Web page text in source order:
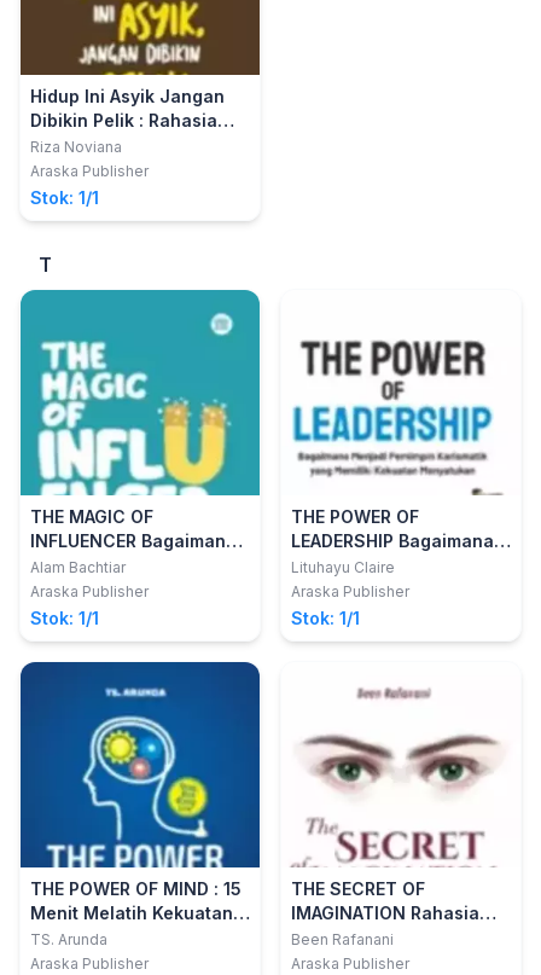
Hidup Ini Asyik Jangan
Dibikin Pelik : Rahasia
Berdamai dengan
Apapun yang Terjadi
Dalam Hidup
Riza Noviana
Araska Publisher
Stok: 1/1
T
THE MAGIC OF
INFLUENCER Bagaimana
Memberi Nilai pada Diri
Sendiri dan Memikat
Orang Lain
Alam Bachtiar
Araska Publisher
Stok: 1/1
THE POWER OF
LEADERSHIP Bagaimana
Menjadi Pemimpin
Karismatik yang Memiliki
Kekuatan Menyatukan
Lituhayu Claire
Araska Publisher
Stok: 1/1
THE POWER OF MIND : 15
Menit Melatih Kekuatan
Pikiran untuk
Kesuksesan, Kekayaan
TS. Arunda
Araska Publisher
THE SECRET OF
IMAGINATION Rahasia
Melatih Imajinasi agar
Selalu Berpikir dan
Been Rafanani
Araska Publisher